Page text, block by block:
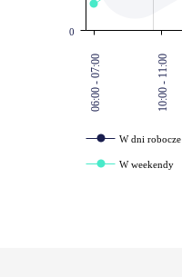
06:00 - 07:00 10:00 - 11:00
0
W dni robocze
W weekendy